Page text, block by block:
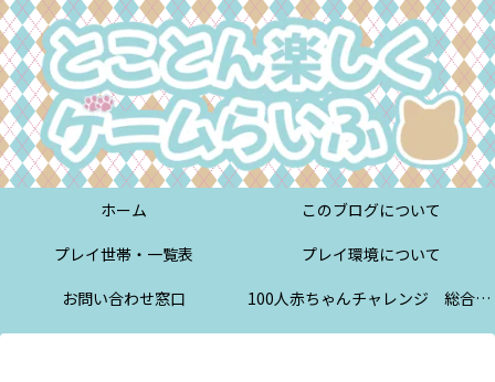
ホーム
このブログについて
プレイ世帯・一覧表
プレイ環境について
お問い合わせ窓口
100人赤ちゃんチャレンジ 総合案内